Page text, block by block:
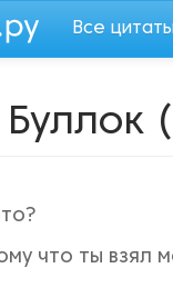
Все цитаты
что ты взял